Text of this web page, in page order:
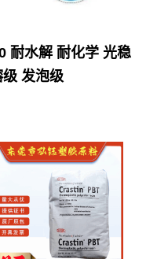
耐水解 耐化学 光稳
发泡级